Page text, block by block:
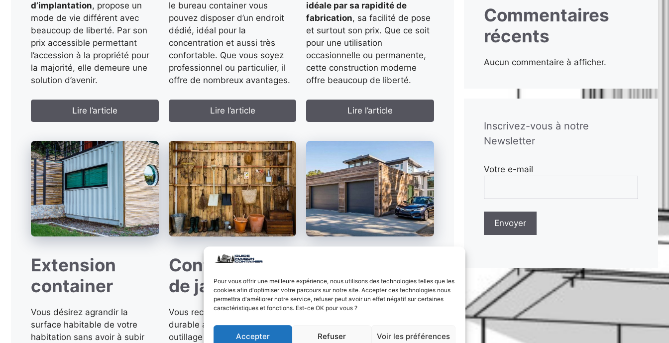
Pour vous offrir une meilleure expérience, nous utilisons des technologies telles que les
cookies afin d'optimiser votre parcours sur notre site. Accepter ces technologies nous
permettra d'améliorer notre service, refuser peut avoir un effet négatif sur certaines
caractéristiques et fonctions. Est-ce OK pour vous ?
Accepter Refuser Voir les préférences
d’implantation, propose un
mode de vie différent avec
beaucoup de liberté. Par son
prix accessible permettant
l’accession à la propriété pour
la majorité, elle demeure une
solution d’avenir.
Lire l’article
le bureau container vous
pouvez disposer d’un endroit
dédié, idéal pour la
concentration et aussi très
confortable. Que vous soyez
professionnel ou particulier, il
offre de nombreux avantages.
Lire l’article
idéale par sa rapidité de
fabrication, sa facilité de pose
et surtout son prix. Que ce soit
pour une utilisation
occasionnelle ou permanente,
cette construction moderne
offre beaucoup de liberté.
Lire l’article
Extension
container
Vous désirez agrandir la
surface habitable de votre
habitation sans avoir à subir
Container abri
de jardin
Vous recherchez une solution
durable afin de ranger votre
outillage de jardinage ainsi que
container
Face à la hausse constante du
manque d’espace dans nos
Commentaires
récents
Aucun commentaire à afficher.
Inscrivez-vous à notre
Newsletter
Votre e-mail